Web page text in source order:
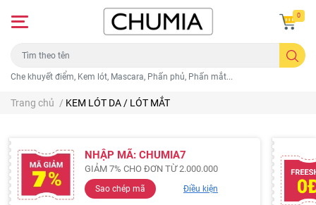
Che khuyết điểm, Kem lót, Mascara, Phấn phủ, Phấn mắt...
0
Trang chủ / KEM LÓT DA / LÓT MẮT
NHẬP MÃ: CHUMIA7
GIẢM 7% CHO ĐƠN TỪ 2.000.000
Sao chép mã Điều kiện